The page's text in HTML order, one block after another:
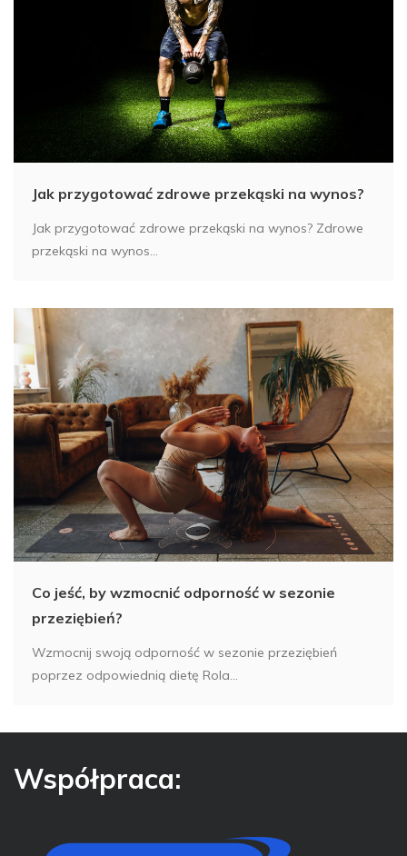
Jak przygotować zdrowe przekąski na wynos?
Jak przygotować zdrowe przekąski na wynos? Zdrowe
przekąski na wynos...
Co jeść, by wzmocnić odporność w sezonie
przeziębień?
Wzmocnij swoją odporność w sezonie przeziębień
poprzez odpowiednią dietę Rola...
Współpraca: